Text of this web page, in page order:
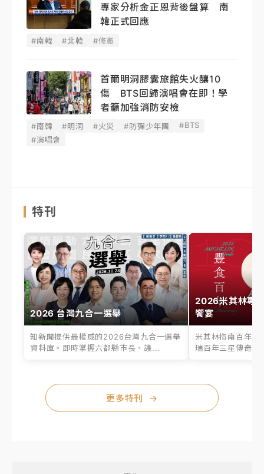
專家分析金正恩背後盤算 南
韓正式回應
#南韓 #北韓 #修憲
首爾明洞膠囊旅館失火釀10
傷 BTS回歸演唱會在即！學
者籲加強消防安檢
#南韓 #明洞 #火災 #防彈少年團
#BTS
#演唱會
特刊
2026 台灣九合一選舉
知新聞提供最權威的2026台灣九合一選舉
資料庫。即時掌握六都縣市長、議...
2026米其林專
饗宴
米其林指南百年之
瑞百年三星傳奇、
更多特刊 →